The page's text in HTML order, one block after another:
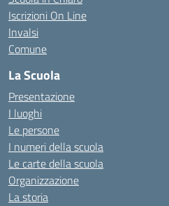
Iscrizioni On Line
Invalsi
Comune
La Scuola
Presentazione
I luoghi
Le persone
I numeri della scuola
Le carte della scuola
Organizzazione
La storia